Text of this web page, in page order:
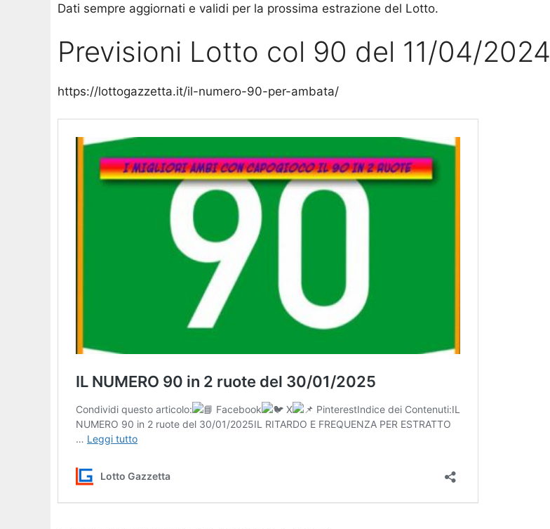
Dati sempre aggiornati e validi per la prossima estrazione del Lotto.
Previsioni Lotto col 90 del 11/04/2024
https://lottogazzetta.it/il-numero-90-per-ambata/